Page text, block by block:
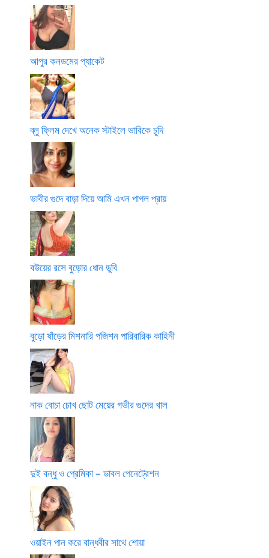
আপুর কনডমের প্যাকেট
ব্লু ফ্লিম দেখে অনেক স্টাইলে ভাবিকে চুদি
ভাবীর গুদে বাড়া দিয়ে আমি এখন পাগল প্রায়
বউয়ের রসে বুড়োর ধোন ডুবি
বুড়ো ষাঁড়ের মিশনারি পজিশন পারিবারিক কাহিনী
নাক বোচা চোখ ছোট মেয়ের গভীর গুদের খাল
দুই বন্ধু ও প্রেমিকা – ডাবল পেনেট্রেশন
ওয়াইন পান করে বান্ধবীর সাথে শোয়া